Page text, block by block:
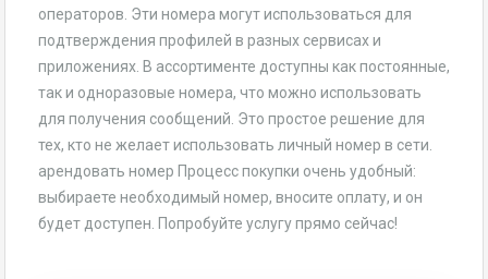
операторов. Эти номера могут использоваться для
подтверждения профилей в разных сервисах и
приложениях. В ассортименте доступны как постоянные,
так и одноразовые номера, что можно использовать
для получения сообщений. Это простое решение для
тех, кто не желает использовать личный номер в сети.
арендовать номер Процесс покупки очень удобный:
выбираете необходимый номер, вносите оплату, и он
будет доступен. Попробуйте услугу прямо сейчас!